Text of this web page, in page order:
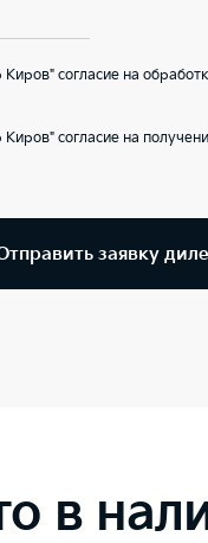
согласие на
согласие на
заявку
в